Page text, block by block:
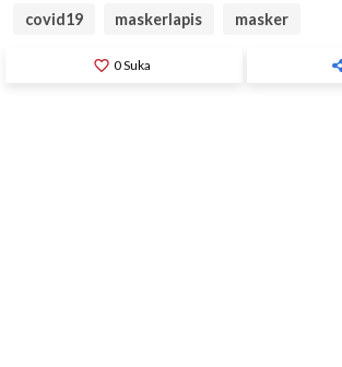
covid19 maskerlapis masker
favorite_border 0Suka